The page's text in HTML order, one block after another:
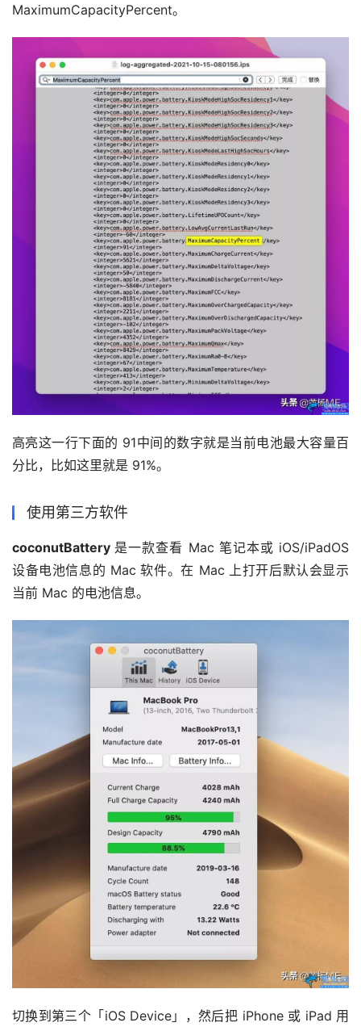
MaximumCapacityPercent。
高亮这一行下面的 91中间的数字就是当前电池最大容量百
分比，比如这里就是 91%。
使用第三方软件
coconutBattery 是一款查看 Mac 笔记本或 iOS/iPadOS
设备电池信息的 Mac 软件。在 Mac 上打开后默认会显示
当前 Mac 的电池信息。
切换到第三个「iOS Device」，然后把 iPhone 或 iPad 用